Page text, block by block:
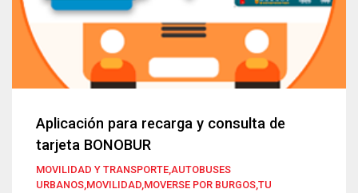
Aplicación para recarga y consulta de
tarjeta BONOBUR
MOVILIDAD Y TRANSPORTE,AUTOBUSES
URBANOS,MOVILIDAD,MOVERSE POR BURGOS,TU